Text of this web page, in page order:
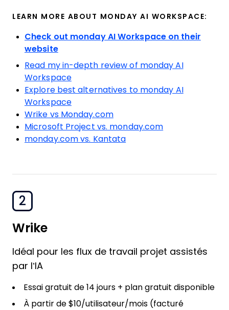
LEARN MORE ABOUT MONDAY AI WORKSPACE:
Check out monday AI Workspace on their
website
Read my in-depth review of monday AI
Workspace
Explore best alternatives to monday AI
Workspace
Wrike vs Monday.com
Microsoft Project vs. monday.com
monday.com vs. Kantata
2
Wrike
Idéal pour les flux de travail projet assistés
par l’IA
Essai gratuit de 14 jours + plan gratuit disponible
À partir de $10/utilisateur/mois (facturé